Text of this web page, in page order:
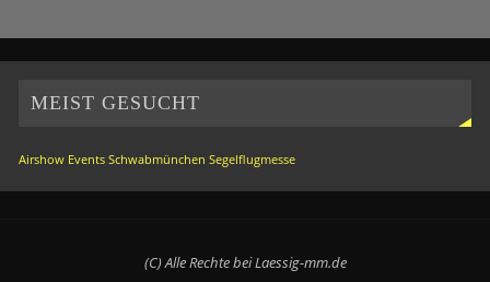
MEIST GESUCHT
Airshow Events Schwabmünchen Segelflugmesse
(C) Alle Rechte bei Laessig-mm.de